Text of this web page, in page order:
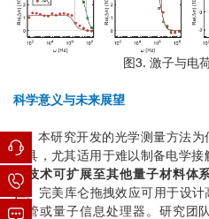
图3. 激子与电
科学意义与未来展望
本研究开发的光学测量方法
工具，尤其适用于难以制备电学接
学技术可扩展至其他量子材料体
径
。完美库仑拖拽效应可用于设
体管或量子信息处理器。研究团